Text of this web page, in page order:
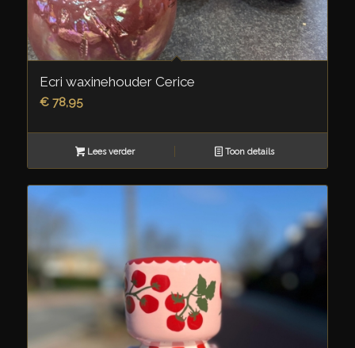
Ecri waxinehouder Cerice
€78,95
Lees verder Toon details